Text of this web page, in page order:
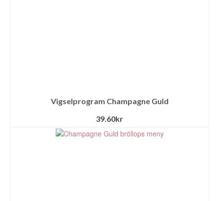
Vigselprogram Champagne Guld
39.60kr